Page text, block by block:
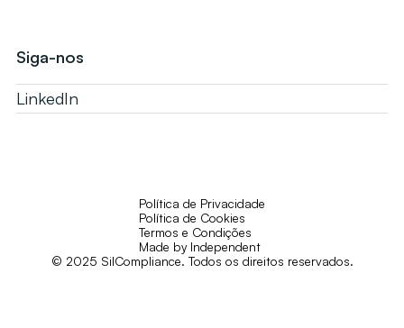
Siga-nos
LinkedIn
© 2025 SilCompliance. Todos os direitos reservados.
Política de Privacidade
Política de Cookies
Termos e Condições
Made by Independent